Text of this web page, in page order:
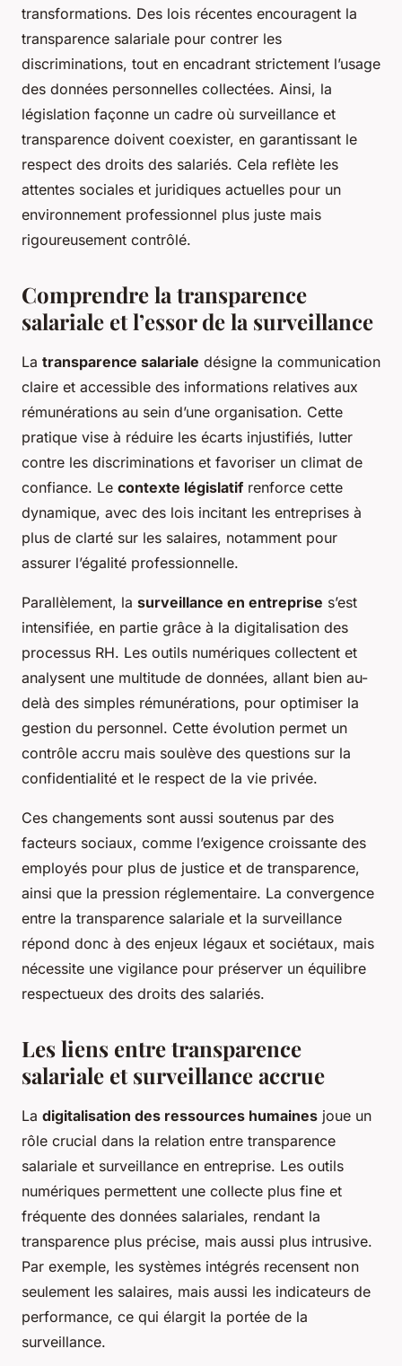
transformations. Des lois récentes encouragent la
transparence salariale pour contrer les
discriminations, tout en encadrant strictement l’usage
des données personnelles collectées. Ainsi, la
législation façonne un cadre où surveillance et
transparence doivent coexister, en garantissant le
respect des droits des salariés. Cela reflète les
attentes sociales et juridiques actuelles pour un
environnement professionnel plus juste mais
rigoureusement contrôlé.
Comprendre la transparence
salariale et l’essor de la surveillance
La transparence salariale désigne la communication
claire et accessible des informations relatives aux
rémunérations au sein d’une organisation. Cette
pratique vise à réduire les écarts injustifiés, lutter
contre les discriminations et favoriser un climat de
confiance. Le contexte législatifrenforce cette
dynamique, avec des lois incitant les entreprises à
plus de clarté sur les salaires, notamment pour
assurer l’égalité professionnelle.
Parallèlement, la surveillance en entreprise s’est
intensifiée, en partie grâce à la digitalisation des
processus RH. Les outils numériques collectent et
analysent une multitude de données, allant bien au-
delà des simples rémunérations, pour optimiser la
gestion du personnel. Cette évolution permet un
contrôle accru mais soulève des questions sur la
confidentialité et le respect de la vie privée.
Ces changements sont aussi soutenus par des
facteurs sociaux, comme l’exigence croissante des
employés pour plus de justice et de transparence,
ainsi que la pression réglementaire. La convergence
entre la transparence salariale et la surveillance
répond donc à des enjeux légaux et sociétaux, mais
nécessite une vigilance pour préserver un équilibre
respectueux des droits des salariés.
Les liens entre transparence
salariale et surveillance accrue
La digitalisation des ressources humaines joue un
rôle crucial dans la relation entre transparence
salariale et surveillance en entreprise. Les outils
numériques permettent une collecte plus fine et
fréquente des données salariales, rendant la
transparence plus précise, mais aussi plus intrusive.
Par exemple, les systèmes intégrés recensent non
seulement les salaires, mais aussi les indicateurs de
performance, ce qui élargit la portée de la
surveillance.